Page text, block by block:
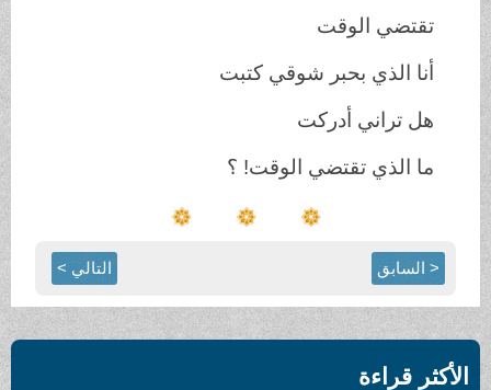
تقتضي الوقت
أنا الذي بحبر شوقي كتبت
هل تراني أدركت
ما الذي تقتضي الوقت! ؟
< السابق التالي >
الأكثر قراءة